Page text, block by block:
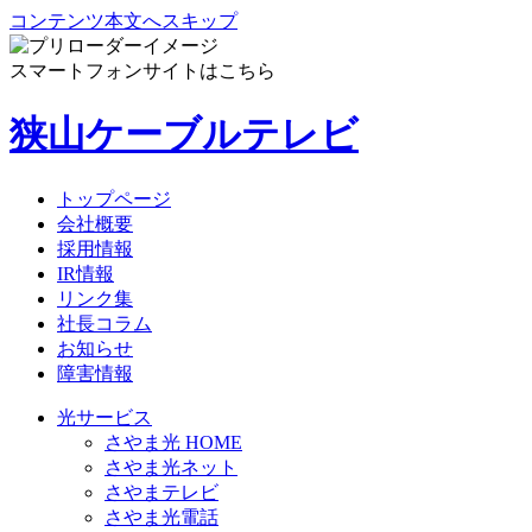
コンテンツ本文へスキップ
スマートフォンサイトはこちら
狭山ケーブルテレビ
トップページ
会社概要
採用情報
IR情報
リンク集
社長コラム
お知らせ
障害情報
光サービス
さやま光 HOME
さやま光ネット
さやまテレビ
さやま光電話